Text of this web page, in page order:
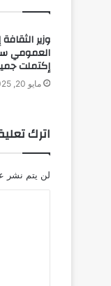
وزير
العمومي
إكتملت
مايو 20, 2025
اترك
لن يتم نشر